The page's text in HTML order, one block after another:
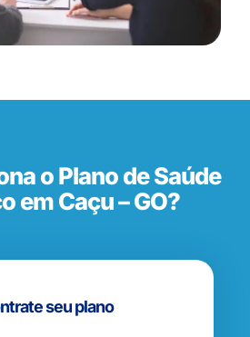
o Plano de Saúde
em Caçu – GO?
seu plano